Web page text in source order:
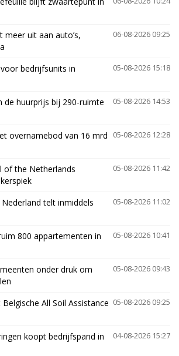
06-08-2026 09:25
meer uit aan auto’s,
05-08-2026 15:18
bedrijfsunits in
05-08-2026 14:53
de huurprijs bij 290-ruimte
05-08-2026 12:28
overnamebod van 16 mrd
05-08-2026 11:42
of the Netherlands
05-08-2026 11:02
telt inmiddels
05-08-2026 10:41
800 appartementen in
05-08-2026 09:43
onder druk om
05-08-2026 09:25
All Soil Assistance
04-08-2026 15:27
koopt bedrijfspand in